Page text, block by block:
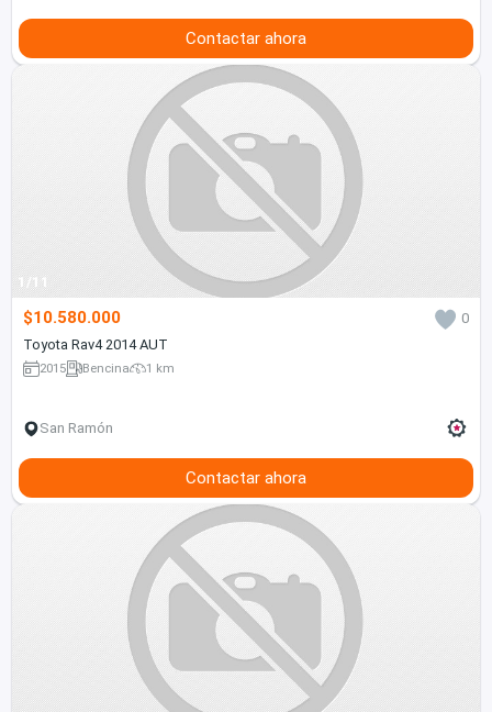
Contactar ahora
1/11
$10.580.000
0
Toyota Rav4 2014 AUT
2015 Bencina 1 km
San Ramón
Contactar ahora